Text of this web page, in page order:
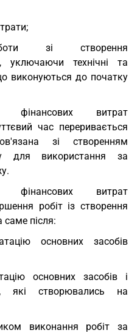
зі створення
уключаючи технічні та
виконуються до початку
фінансових витрат
час переривається
зі створенням
для використання за
фінансових витрат
робіт із створення
саме після:
основних засобів
основних засобів і
які створювались на
виконання робіт за